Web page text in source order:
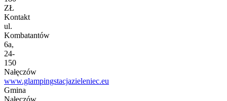
ZŁ
Kontakt
ul.
Kombatantów
6a,
24-
150
Nałęczów
www.glampingstacjazieleniec.eu
Gmina